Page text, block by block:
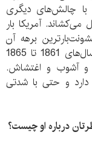
با چالش‌های دیگری
آمریکا بار
برهه آن
مربوط به جنگ طولانی و خونبار انفصال در سال‌های 1861 تا 1865
و آشوب و اغتشاش.
و حتی با شدتی
درباره او چیست؟